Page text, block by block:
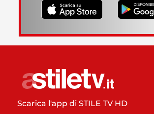
Scarica l'app di STILE TV HD